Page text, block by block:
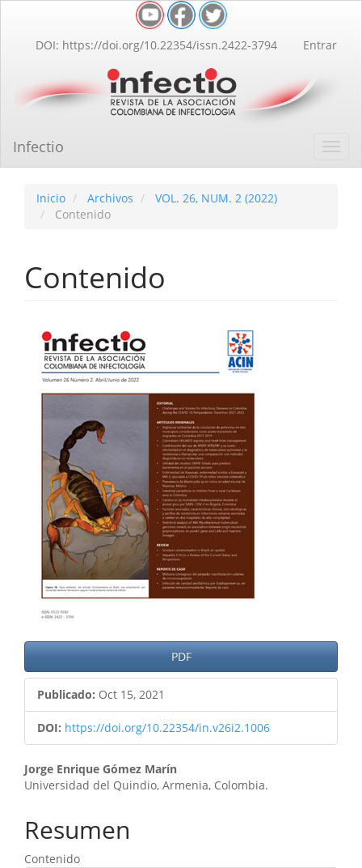
Contenido
principal
lateral
DOI: https://doi.org/10.22354/issn.2422-3794 Entrar
Infectio
Inicio Archivos
VOL. 26, NUM. 2 (2022)
Contenido
Contenido
Barra
lateral
del
PDF
Publicado: Oct 15, 2021
DOI: https://doi.org/10.22354/in.v26i2.1006
Contenido
principal
del
artículo
Jorge Enrique Gómez Marín
Universidad del Quindio, Armenia, Colombia.
Resumen
Contenido